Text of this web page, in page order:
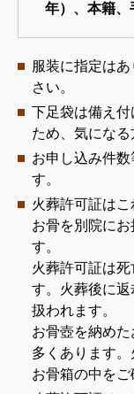
年）、本籍、
服装に指定は
さい。
下足袋は備え
ため、気にな
お申し込み件
す。
火葬許可証は
お骨を別院に
す。
火葬許可証は
す。火葬後に
扱われます。
お骨壺を納め
多くあります
お骨箱の中をご